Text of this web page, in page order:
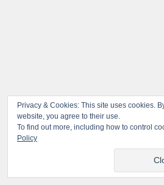
Privacy & Cookies: This site uses cookies.
website, you agree to their use.
To find out more, including how to control
Policy